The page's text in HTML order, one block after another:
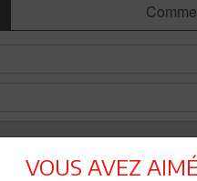
VOUS AVEZ